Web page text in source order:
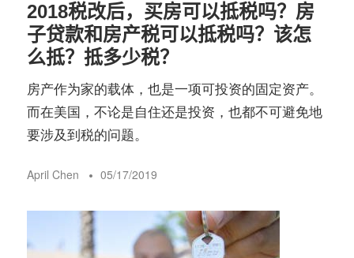
2018税改后，买房可以抵税吗？房
子贷款和房产税可以抵税吗？该怎
么抵？抵多少税？
房产作为家的载体，也是一项可投资的固定资产。
而在美国，不论是自住还是投资，也都不可避免地
要涉及到税的问题。
April Chen 05/17/2019